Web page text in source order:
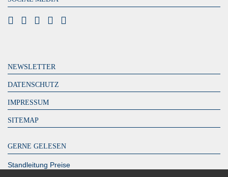
NEWSLETTER
DATENSCHUTZ
IMPRESSUM
SITEMAP
GERNE GELESEN
Standleitung Preise